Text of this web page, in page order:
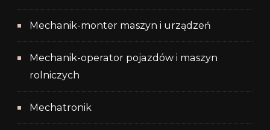
Mechanik-monter maszyn i urządzeń
Mechanik-operator pojazdów i maszyn
rolniczych
Mechatronik